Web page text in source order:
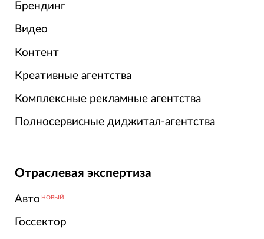
Брендинг
Видео
Контент
Креативные агентства
Комплексные рекламные агентства
Полносервисные диджитал-агентства
Отраслевая экспертиза
Авто НОВЫЙ
Госсектор